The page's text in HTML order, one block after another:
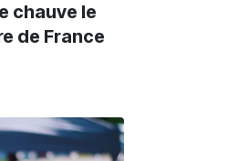
Culture
chauve le
de France